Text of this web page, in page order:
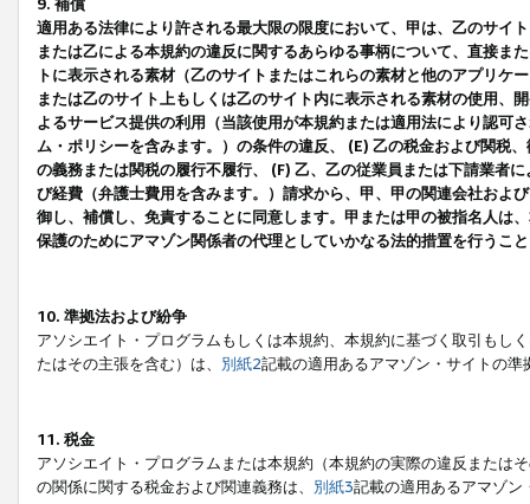
9. 補償
適用ある法律により許される最大限の限度において、甲は、乙のサイ
または乙による本規約の違反に関するあらゆる事柄について、直接ま
トに表示される素材（乙のサイトまたはこれらの素材と他のアプリ
または乙のサイト上もしくは乙のサイト内に表示される素材の使用、
よるサービス提供の利用（当該使用が本規約または適用法により認可
ム・ポリシーを含みます。）の条件の違反、 (E) 乙の税金および関税
の義務または関税の履行不履行、 (F) 乙、乙の従業員または下請業者
び経費（弁護士費用を含みます。）請求から、甲、甲の関連会社およ
御し、補償し、免責することに同意します。甲または甲の被指名人は
保護のためにアマゾン関係者の代理としていかなる法的措置を行うこ
10. 準拠法および紛争
アソシエイト・プログラムもしくは本規約、本規約に基づく取引もし
たはその主張を含む）は、 別紙2記載の適用あるアマゾン・サイトの
11. 税金
アソシエイト・プログラムまたは本規約（本規約の実際の違反または
の関係に関する税金および関連義務は、 別紙3記載の適用あるアマゾン